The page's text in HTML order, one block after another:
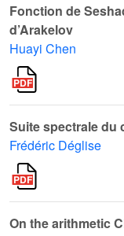
Fonction de
d’Arakelov
Huayi Chen
Suite spectrale du
Frédéric Déglise
On the arithmetic